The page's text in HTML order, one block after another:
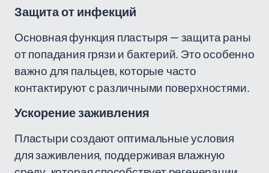
Защита от инфекций
Основная функция пластыря — защита раны
от попадания грязи и бактерий. Это особенно
важно для пальцев, которые часто
контактируют с различными поверхностями.
Ускорение заживления
Пластыри создают оптимальные условия
для заживления, поддерживая влажную